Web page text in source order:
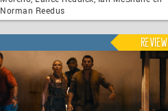
Norman Reedus
Review